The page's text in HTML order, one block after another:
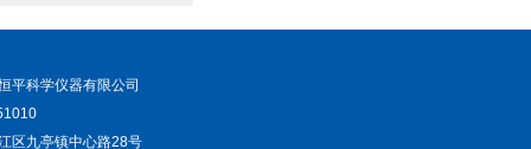
平科学仪器有限公司
区九亭镇中心路28号